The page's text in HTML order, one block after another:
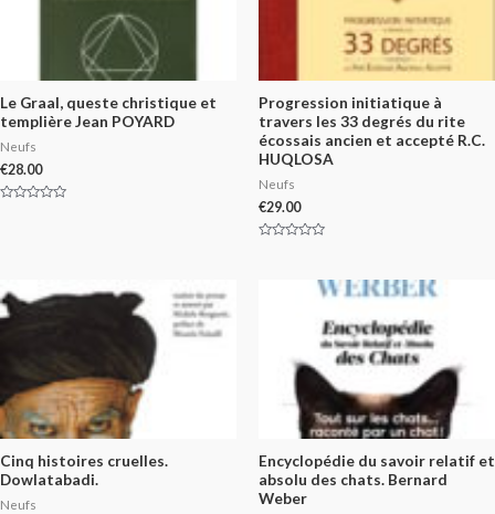
Le Graal, queste christique et
templière Jean POYARD
Neufs
€28.00
Progression initiatique à
travers les 33 degrés du rite
écossais ancien et accepté R.C.
HUQLOSA
Neufs
€29.00
Cinq histoires cruelles.
Dowlatabadi.
Neufs
Encyclopédie du savoir relatif et
absolu des chats. Bernard
Weber